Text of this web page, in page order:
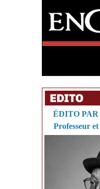
ÉDITO PAR
Professeur